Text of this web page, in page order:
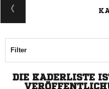
Filter
DIE KADERLISTE